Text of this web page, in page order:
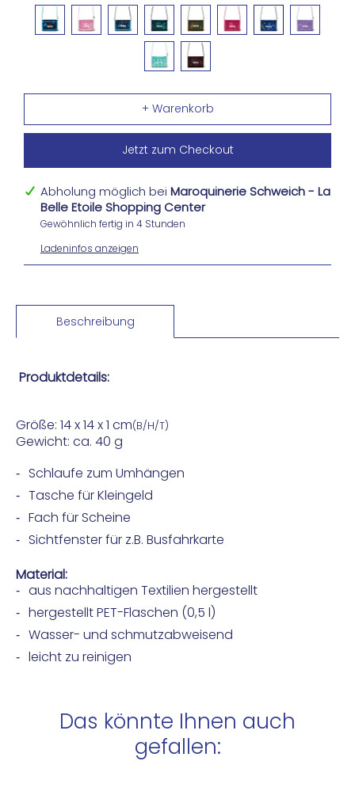
Jetzt zum Checkout
Abholung möglich bei Maroquinerie Schweich - La
Belle Etoile Shopping Center
Gewöhnlich fertig in 4 Stunden
Ladeninfos anzeigen
Beschreibung
Produktdetails:
Größe: 14x 14 x 1 cm(B/H/T)
Gewicht: ca. 40 g
Schlaufe zum Umhängen
Tasche für Kleingeld
Fach für Scheine
Sichtfenster für z.B. Busfahrkarte
Material:
aus nachhaltigen Textilien hergestellt
hergestellt PET-Flaschen (0,5 l)
Wasser- und schmutzabweisend
leicht zu reinigen
Das könnte Ihnen auch
gefallen: